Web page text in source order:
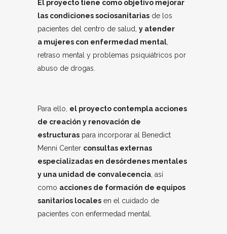
El proyecto tiene como objetivo mejorar
las condiciones sociosanitarias de los
pacientes del centro de salud, y atender
a mujeres con enfermedad mental
retraso mental y problemas psiquiátricos por
abuso de drogas.
Para ello, el proyecto contempla acciones
de creación y renovación de
estructuras para incorporar al Benedict
Menni Center consultas externas
especializadas en desórdenes mentales
y una unidad de convalecencia , así
como acciones de formación de equipos
sanitarios locales en el cuidado de
pacientes con enfermedad mental.